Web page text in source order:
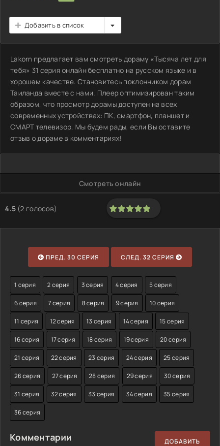
Добавить в список
Lakorn предлагает вам смотреть дораму «Тысяча лет для
тебя» 31 серия онлайн бесплатно на русском языке и в
хорошем качестве. Становитесь поклонником дорам
Таиланда вместе с нами. Плеер оптимизирован таким
образом, что просмотр дорамы доступен на всех
современных устройствах: ПК, смартфон, планшет и
СМАРТ телевизор. Мы будем рады, если Вы оставите
отзыв о дораме в комментариях!
Смотреть онлайн
4.5(2 голосов)
100
ПРЕД. 30 СЕРИЯ СЛЕД. 32 СЕРИЯ
1 серия 2 серия 3 серия 4 серия 5 серия
6 серия 7 серия 8 серия 9 серия 10 серия
11 серия 12 серия 13 серия 14 серия 15 серия
16 серия 17 серия 18 серия 19 серия 20 серия
21 серия 22 серия 23 серия 24 серия 25 серия
26 серия 27 серия 28 серия 29 серия 30 серия
31 серия 32 серия 33 серия 34 серия 35 серия
36 серия
Комментарии ДОБАВИТЬ